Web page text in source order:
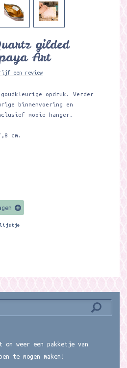
gilded
Art
een review
opdruk. Verder
binnenvoering en
mooie hanger.
cm.
weer een pakketje van
te mogen maken!